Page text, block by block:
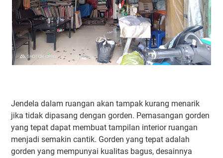
Jendela dalam ruangan akan tampak kurang menarik
jika tidak dipasang dengan gorden. Pemasangan gorden
yang tepat dapat membuat tampilan interior ruangan
menjadi semakin cantik. Gorden yang tepat adalah
gorden yang mempunyai kualitas bagus, desainnya